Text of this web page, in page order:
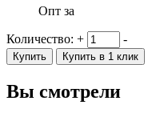
Опт за
Количество: + -
Купить Купить в 1 клик
Вы смотрели